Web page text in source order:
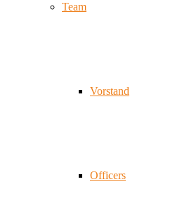
Team
Vorstand
Officers